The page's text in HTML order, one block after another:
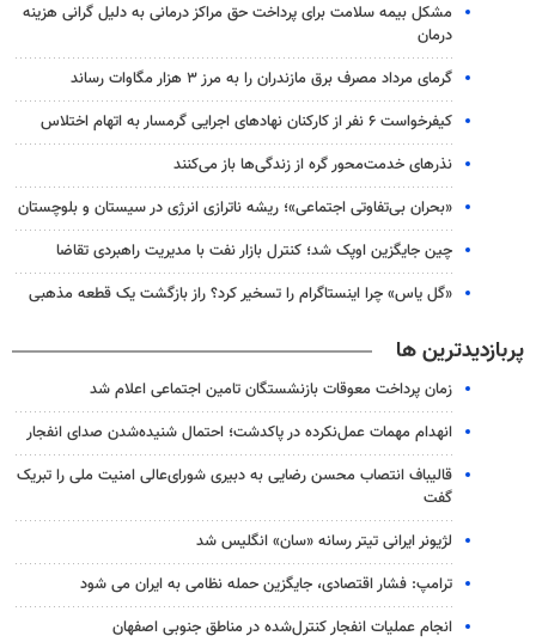
مشکل بیمه سلامت برای پرداخت حق مراکز درمانی به دلیل گرانی هزینه
درمان
گرمای مرداد مصرف برق مازندران را به مرز ۳ هزار مگاوات رساند
کیفرخواست ۶ نفر از کارکنان نهادهای اجرایی گرمسار به اتهام اختلاس
نذرهای خدمت‌محور گره از زندگی‌ها باز می‌کنند
«بحران بی‌تفاوتی اجتماعی»؛ ریشه ناترازی انرژی در سیستان و بلوچستان
چین جایگزین اوپک شد؛ کنترل بازار نفت با مدیریت راهبردی تقاضا
«گل یاس» چرا اینستاگرام را تسخیر کرد؟ راز بازگشت یک قطعه مذهبی
پربازدیدترین ها
زمان پرداخت معوقات بازنشستگان تامین اجتماعی اعلام شد
انهدام مهمات عمل‌نکرده در پاکدشت؛ احتمال شنیده‌شدن صدای انفجار
قالیباف انتصاب محسن رضایی به دبیری شورای‌عالی امنیت ملی را تبریک
گفت
لژیونر ایرانی تیتر رسانه «سان» انگلیس شد
ترامپ: فشار اقتصادی، جایگزین حمله نظامی به ایران می شود
انجام عملیات انفجار کنترل‌شده در مناطق جنوبی اصفهان